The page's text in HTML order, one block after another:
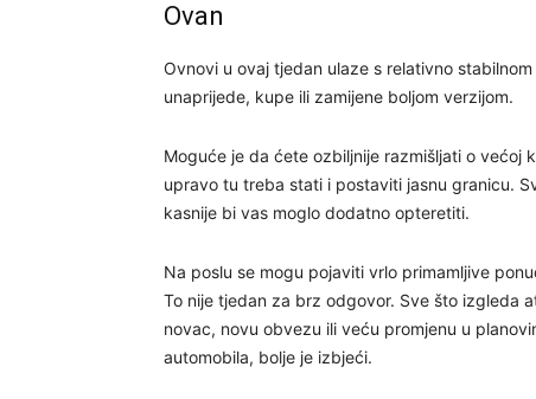
Ovan
Ovnovi u ovaj tjedan ulaze s relativno
unaprijede, kupe ili zamijene boljom verzijom.
Moguće je da ćete ozbiljnije razmišljati o većoj
upravo tu treba stati i postaviti jasnu granicu.
kasnije bi vas moglo dodatno opteretiti.
Na poslu se mogu pojaviti vrlo primamljive
To nije tjedan za brz odgovor. Sve što izgleda
novac, novu obvezu ili veću promjenu u
automobila, bolje je izbjeći.